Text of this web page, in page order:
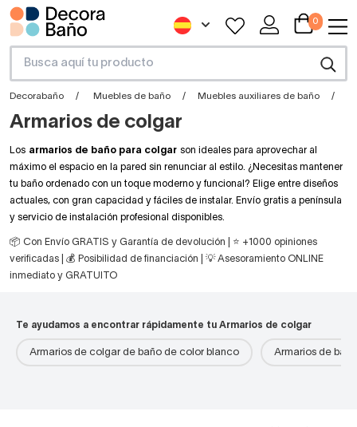
0
Decorabaño Muebles de baño Muebles auxiliares de baño
Armarios de colgar
Los armarios de baño para colgar son ideales para aprovechar al
máximo el espacio en la pared sin renunciar al estilo. ¿Necesitas mantener
tu baño ordenado con un toque moderno y funcional? Elige entre diseños
actuales, con gran capacidad y fáciles de instalar. Envío gratis a península
y servicio de instalación profesional disponibles.
📦 Con Envío GRATIS y Garantía de devolución | ⭐ +1000 opiniones
verificadas | 💰 Posibilidad de financiación | 💡 Asesoramiento ONLINE
inmediato y GRATUITO
Te ayudamos a encontrar rápidamente tu Armarios de colgar
Armarios de colgar de baño de color blanco Armarios de